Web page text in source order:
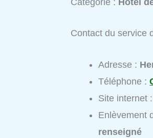
Contact du service
Adresse :
Téléphone :
Site internet
Enlèvement
renseigné